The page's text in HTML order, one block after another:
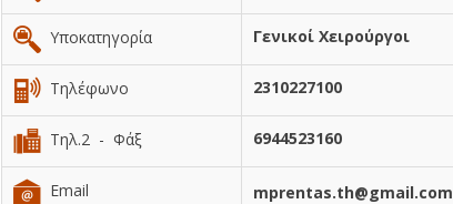
Υποκατηγορία Γενικοί Χειρούργοι
Τηλέφωνο 2310227100
Τηλ.2 - Φάξ 6944523160
Email mprentas.th@gmail.com